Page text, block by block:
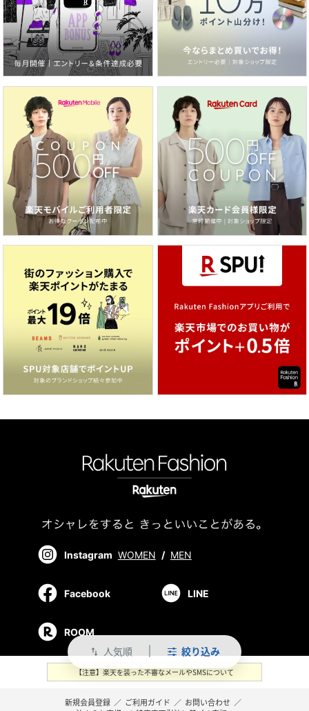
swap_vert 人気順 絞り込み
Instagram WOMEN / MEN
Facebook LINE
ROOM
【注意】楽天を装った不審なメールやSMSについて
新規会員登録 ／ ご利用ガイド ／ お問い合わせ ／